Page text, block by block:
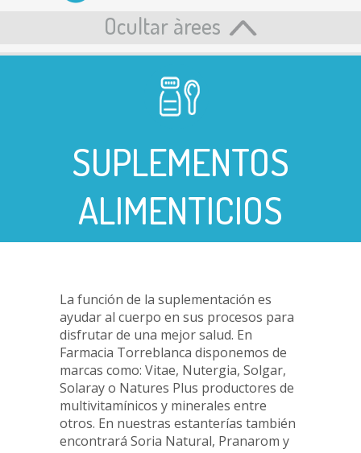
Ocultar àrees
SUPLEMENTOS
ALIMENTICIOS
La función de la suplementación es
ayudar al cuerpo en sus procesos para
disfrutar de una mejor salud. En
Farmacia Torreblanca disponemos de
marcas como: Vitae, Nutergia, Solgar,
Solaray o Natures Plus productores de
multivitamínicos y minerales entre
otros. En nuestras estanterías también
encontrará Soria Natural, Pranarom y